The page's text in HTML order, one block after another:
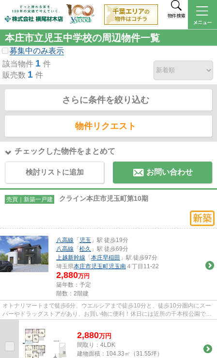
物件検索
本庄市立児玉中学校の周辺物件一覧
募集中のみ表示
該当物件 1 件
販売数 1 件
さらに条件を絞り込む
物件リクエスト
チェックした物件をまとめて
検討リストに追加 お問い合わせ
売買｜新築一戸建 クライン本庄市児玉町第10期
八高線 「 児玉 」駅 徒歩19分
八高線 「松久 」駅 徒歩69分
上越新幹線 「本庄早稲田 」駅 徒歩97分
埼玉県本庄市児玉町児玉南 ４丁目11-22
2,880万円
築年数：予定
階数：2階建
オトナリマートまで徒歩6分、ウエルシアまで徒歩10分と、徒歩10分圏内にスー
パーやドラッグストアがあり、お買い物に便利！休日には近所の千本桜公園での
んびり家族時間をお過ごしいた...
2,880万円
間取り：4LDK
建物面積： 104.33㎡（31.55坪）